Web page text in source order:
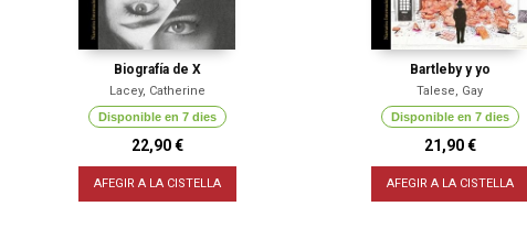
Biografía de X
Lacey, Catherine
Disponible en 7 dies
22,90 €
AFEGIR A LA CISTELLA
Bartleby y yo
Talese, Gay
Disponible en 7 dies
21,90 €
AFEGIR A LA CISTELLA